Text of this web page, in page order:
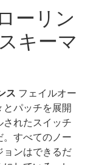
ーリン
キーマ
ス フェイルオー
パッチを展開
れたスイッチ
すべてのノー
ョンはできるだ